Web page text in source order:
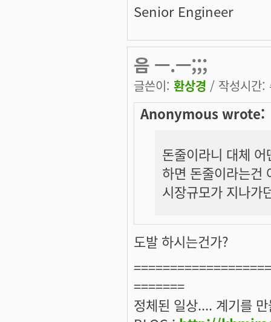
Senior Engineer
음 ㅡ.ㅡ;;;
글쓴이: 환상경 / 작성시간
Anonymous wrote:
돈줄이라니 대체
하면 돈줄이라는건
시장규모가 지나가
도발 하시는건가?
=======
정체된 일상.... 계기를